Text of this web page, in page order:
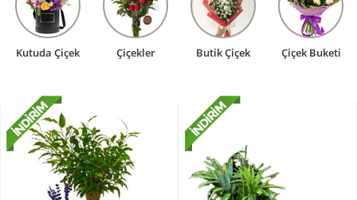
Kutuda Çiçek Çiçekler Butik Çiçek Çiçek Buketi